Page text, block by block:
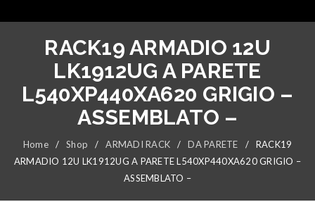
RACK19 ARMADIO 12U
LK1912UG A PARETE
L540XP440XA620 GRIGIO –
ASSEMBLATO –
Home / Shop / ARMADI RACK / DA PARETE /
RACK19
ARMADIO 12U LK1912UG A PARETE L540XP440XA620 GRIGIO –
ASSEMBLATO –